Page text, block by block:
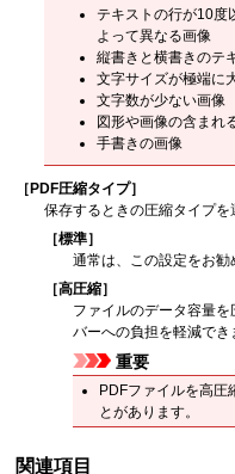
テキストの行が10度
よって異なる画像
縦書きと横書きのテ
文字サイズが極端に
文字数が少ない画像
図形や画像の含まれ
手書きの画像
［PDF圧縮タイプ］
保存するときの圧縮タイプを
［標準］
通常は、この設定をお勧
［高圧縮］
ファイルのデータ容量を
バーへの負担を軽減でき
重要
PDFファイルを高圧
とがあります。
関連項目